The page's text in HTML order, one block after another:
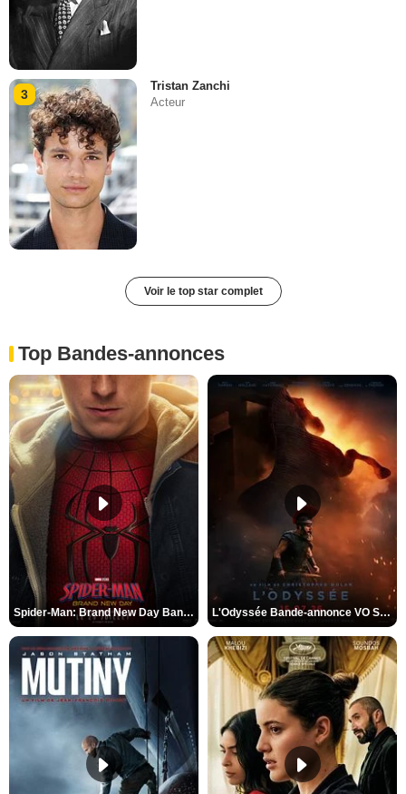
3
Tristan Zanchi
Acteur
Voir le top star complet
Top Bandes-annonces
Spider-Man: Brand New Day Bande-annonce VO STFR L'Odyssée Bande-annonce VO STFR